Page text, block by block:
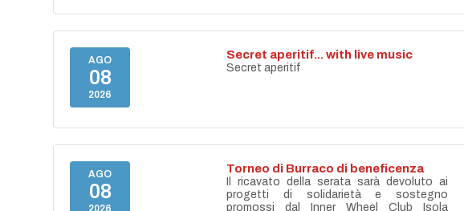
AGO
08
2026
Secret aperitif... with live music
Secret aperitif
AGO
08
2026
Torneo di Burraco di beneficenza
Il ricavato della serata sarà devoluto ai
progetti di solidarietà e sostegno
promossi dal Inner Wheel Club Isola